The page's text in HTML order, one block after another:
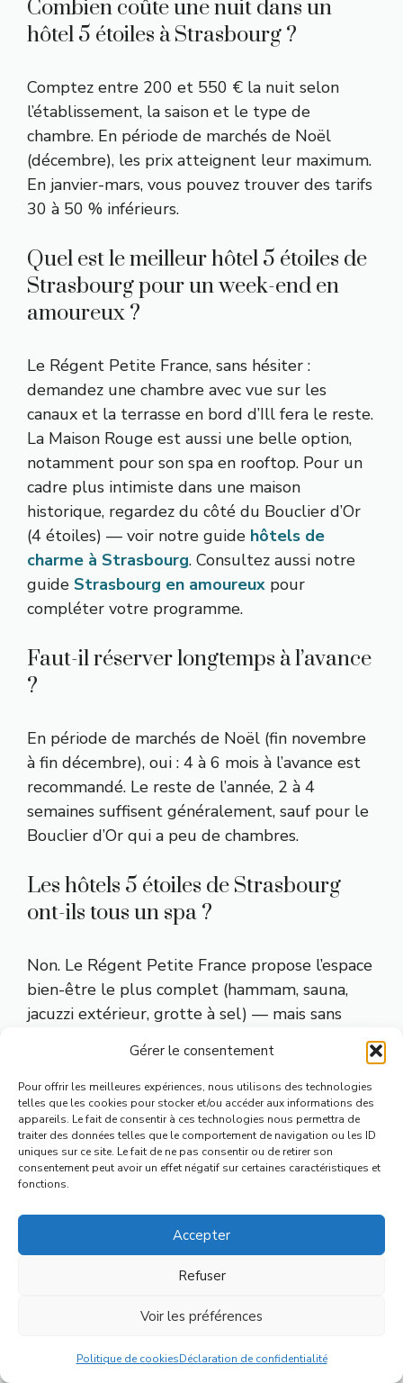
Gérer le consentement
Pour offrir les meilleures expériences, nous utilisons des technologies
telles que les cookies pour stocker et/ou accéder aux informations des
appareils. Le fait de consentir à ces technologies nous permettra de
traiter des données telles que le comportement de navigation ou les ID
uniques sur ce site. Le fait de ne pas consentir ou de retirer son
consentement peut avoir un effet négatif sur certaines caractéristiques et
fonctions.
Accepter
Refuser
Voir les préférences
Politique de cookiesDéclaration de confidentialité
Combien coûte une nuit dans un
hôtel 5 étoiles à Strasbourg ?
Comptez entre 200 et 550 € la nuit selon
l’établissement, la saison et le type de
chambre. En période de marchés de Noël
(décembre), les prix atteignent leur maximum.
En janvier-mars, vous pouvez trouver des tarifs
30 à 50 % inférieurs.
Quel est le meilleur hôtel 5 étoiles de
Strasbourg pour un week-end en
amoureux ?
Le Régent Petite France, sans hésiter :
demandez une chambre avec vue sur les
canaux et la terrasse en bord d’Ill fera le reste.
La Maison Rouge est aussi une belle option,
notamment pour son spa en rooftop. Pour un
cadre plus intimiste dans une maison
historique, regardez du côté du Bouclier d’Or
(4 étoiles) — voir notre guide hôtels de
charme à Strasbourg. Consultez aussi notre
guide Strasbourg en amoureux pour
compléter votre programme.
Faut-il réserver longtemps à l’avance
?
En période de marchés de Noël (fin novembre
à fin décembre), oui : 4 à 6 mois à l’avance est
recommandé. Le reste de l’année, 2 à 4
semaines suffisent généralement, sauf pour le
Bouclier d’Or qui a peu de chambres.
Les hôtels 5 étoiles de Strasbourg
ont-ils tous un spa ?
Non. Le Régent Petite France propose l’espace
bien-être le plus complet (hammam, sauna,
jacuzzi extérieur, grotte à sel) — mais sans
piscine. La Maison Rouge se démarque avec
son spa en rooftop. En revanche, le Sofitel
Grande Île ne propose qu’une salle de fitness,
pas de spa à proprement parler. Si le bien-être
est un critère central, orientez-vous plutôt
vers le Régent ou la Maison Rouge, ou
consultez notre sélection d’
Peut-on se garer facilement ?
Bonne nouvelle : les trois 5 étoiles de
privé (sur réservation pour certains). Comptez